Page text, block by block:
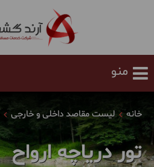
خانه لیست مقاصد داخلی و خارجی
تور دریاچه ارواح